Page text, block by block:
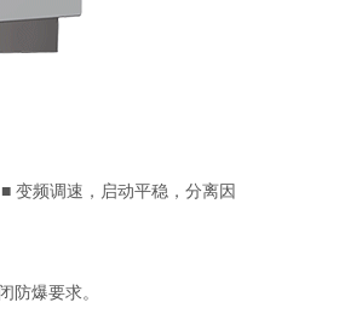
变频调速，启动平稳，分离因
爆要求。